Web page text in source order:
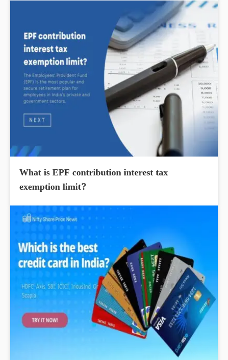
What is EPF contribution interest tax
exemption limit?